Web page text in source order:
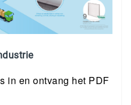
in en ontvang het PDF